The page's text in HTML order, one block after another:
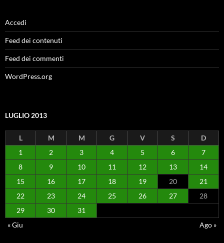
Accedi
Feed dei contenuti
Feed dei commenti
WordPress.org
LUGLIO 2013
L M M G V S
D
1
2 3 4 5 6
7
8
9 10 11 12 13
14
15
16 17 18 19 20
21
22
23 24 25 26 27
28
29
30
31
« Giu
Ago »